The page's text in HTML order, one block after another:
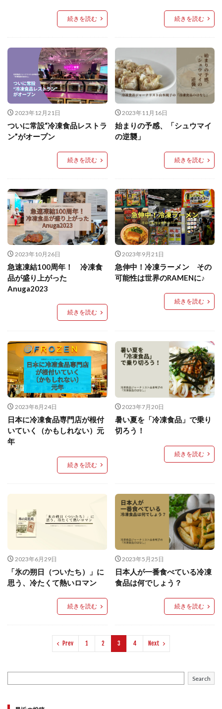
続きを読む 続きを読む
2023年12月21日
ついに常設“冷凍食品レストラ
ン”がオープン
続きを読む
2023年11月16日
始まりの予感、「シュウマイ
の逆襲」
続きを読む
2023年10月26日
急速凍結100周年！ 冷凍食
品が盛り上がった
Anuga2023
続きを読む
2023年9月21日
急伸中！冷凍ラーメン その
可能性は世界のRAMENに♪
続きを読む
2023年8月24日
日本に冷凍食品専門店が根付
いていく（かもしれない）元
年
続きを読む
2023年7月20日
暑い夏を「冷凍食品」で乗り
切ろう！
続きを読む
2023年6月29日
「氷の朔日（ついたち）」に
思う、冷たくて熱いロマン
続きを読む
2023年5月25日
日本人が一番食べている冷凍
食品は何でしょう？
続きを読む
Prev 1 2 3 4 Next
Search
Strategic Cooking Management
ESG
イートアンドの仕事
アウトドア
アヒージョ
アレルギー
アレルゲン
アレンジ
アレンジレシピ
セカンド冷凍庫
たれつき肉焼売
国産
冷凍食品ジャーナリスト山本純子の『冷凍食品のはなし』
冷凍から揚げ
冷凍やけ
冷凍ラーメン
冷凍弁当
冷凍食品
冷凍食品ライフハック
冷凍食品豆知識
冷凍麺 品質管理
問い合わせ
ビビゴ
なにわ パーティー
パーティー餃子
パックご飯
ハロウィン
ハンギョドン
ファミリーマート
ワイン
ぷるもち水餃子
マンドゥ
メスティン
ラーメン
ラーメンJourney
만두